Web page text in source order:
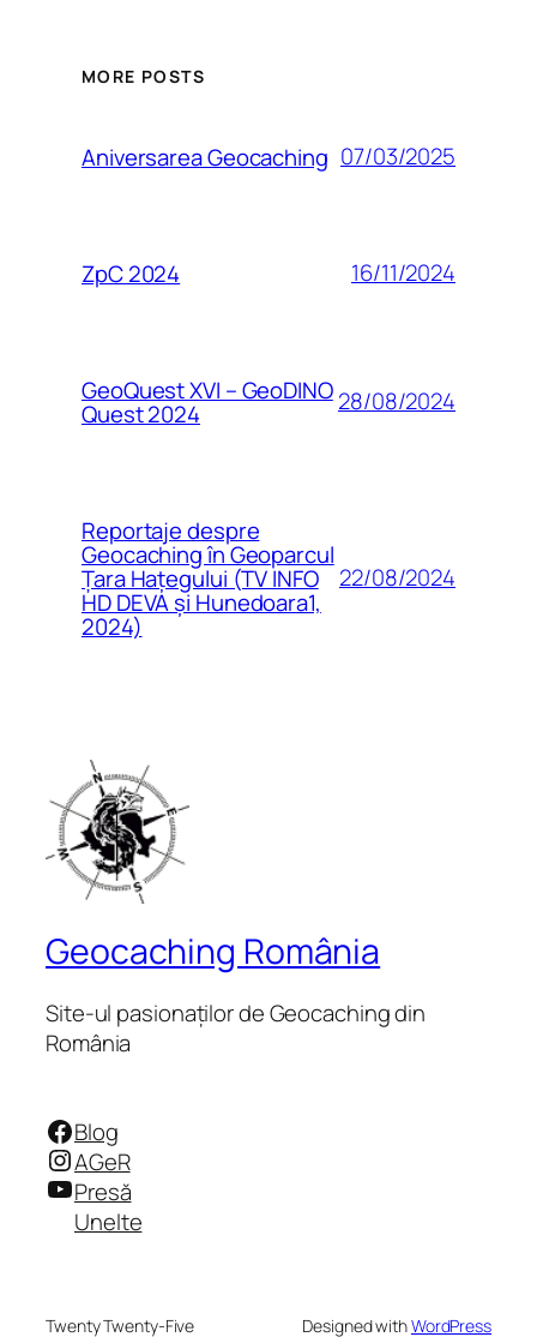
MORE POSTS
Aniversarea Geocaching 07/03/2025
ZpC 2024 16/11/2024
GeoQuest XVI – GeoDINO
Quest 2024 28/08/2024
Reportaje despre
Geocaching în Geoparcul
Țara Hațegului (TV INFO
HD DEVA și Hunedoara1,
2024)
22/08/2024
Geocaching România
Site-ul pasionaților de Geocaching din
România
Facebook
Instagram
YouTube
Blog
AGeR
Presă
Unelte
Twenty Twenty-Five Designed withWordPress